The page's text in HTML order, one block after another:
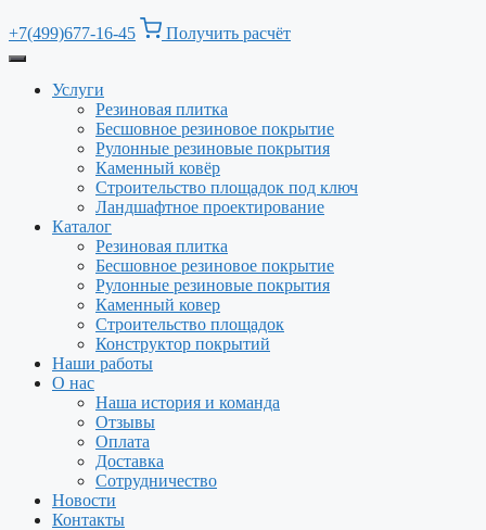
+7(499)677-16-45 Получить расчёт
Услуги
Резиновая плитка
Бесшовное резиновое покрытие
Рулонные резиновые покрытия
Каменный ковёр
Строительство площадок под ключ
Ландшафтное проектирование
Каталог
Резиновая плитка
Бесшовное резиновое покрытие
Рулонные резиновые покрытия
Каменный ковер
Строительство площадок
Конструктор покрытий
Наши работы
О нас
Наша история и команда
Отзывы
Оплата
Доставка
Сотрудничество
Новости
Контакты